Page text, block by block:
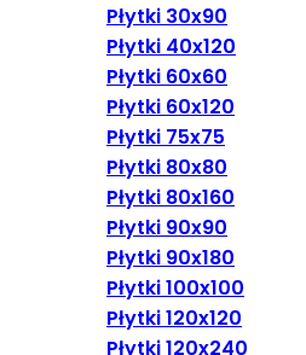
Płytki 30x90
Płytki 40x120
Płytki 60x60
Płytki 60x120
Płytki 75x75
Płytki 80x80
Płytki 80x160
Płytki 90x90
Płytki 90x180
Płytki 100x100
Płytki 120x120
Płytki 120x240